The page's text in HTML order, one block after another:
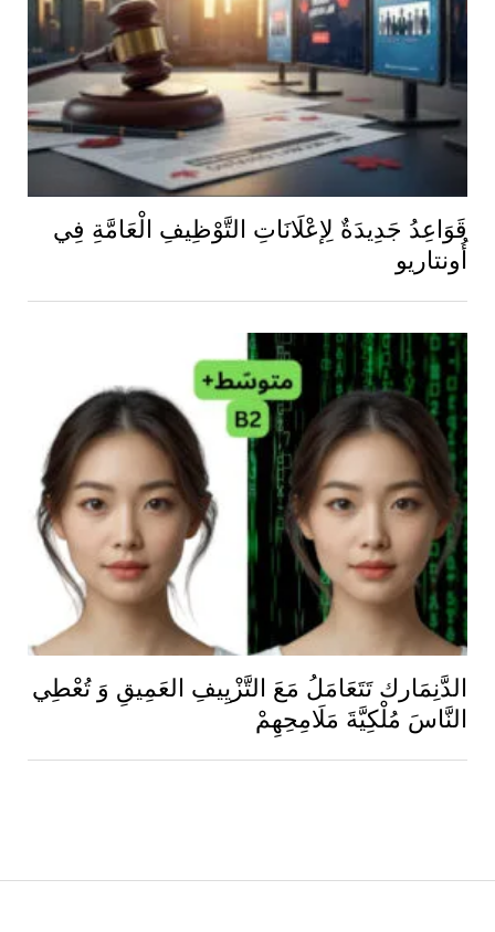
قَوَاعِدُ جَدِيدَةٌ لِإعْلَانَاتِ التَّوْظِيفِ الْعَامَّةِ فِي
أُونتاريو
الدَّنِمَارك تَتَعَامَلُ مَعَ التَّزْيِيفِ العَمِيقِ وَ تُعْطِي
النَّاسَ مُلْكِيَّةَ مَلَامِحِهِمْ